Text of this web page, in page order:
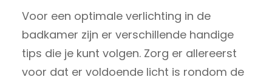
Voor een optimale verlichting in de
badkamer zijn er verschillende handige
tips die je kunt volgen. Zorg er allereerst
voor dat er voldoende licht is rondom de